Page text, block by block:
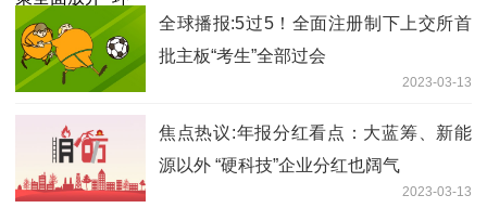
全球播报:5过5！全面注册制下上交所首
批主板“考生”全部过会
2023-03-13
焦点热议:年报分红看点：大蓝筹、新能
源以外 “硬科技”企业分红也阔气
2023-03-13